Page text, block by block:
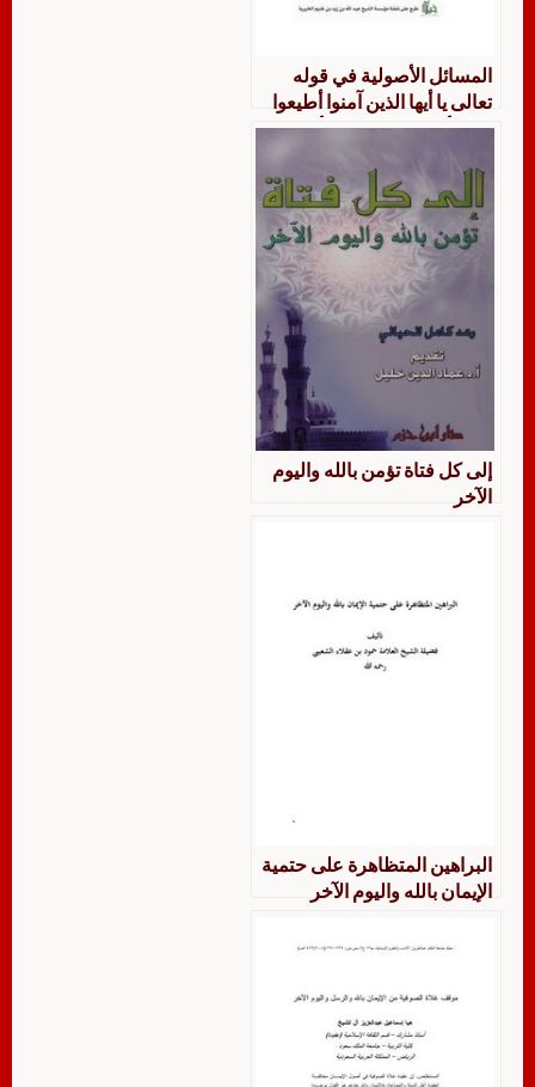
المسائل الأصولية في قوله
تعالى يا أيها الذين آمنوا أطيعوا
الله وأطيعوا الرسول وأولي
إلى كل فتاة تؤمن بالله واليوم
الآخر
البراهين المتظاهرة على حتمية
الإيمان بالله واليوم الآخر